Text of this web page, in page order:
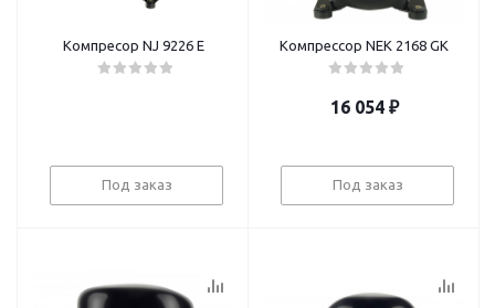
Компресор NJ 9226 E
Под заказ
Компрессор NEK 2168 GK
16 054₽
Под заказ